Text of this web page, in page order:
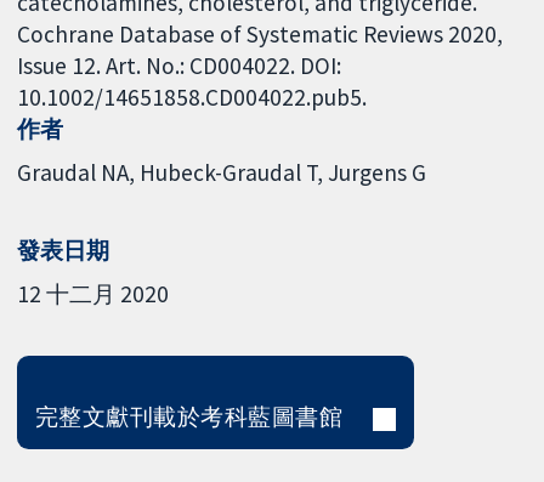
Cochrane Database of Systematic Reviews 2020,
Issue 12. Art. No.: CD004022. DOI:
10.1002/14651858.CD004022.pub5.
作者
Graudal NA Hubeck-Graudal T Jurgens G
發表日期
12 十二月 2020
完整文獻刊載於考科藍圖書館